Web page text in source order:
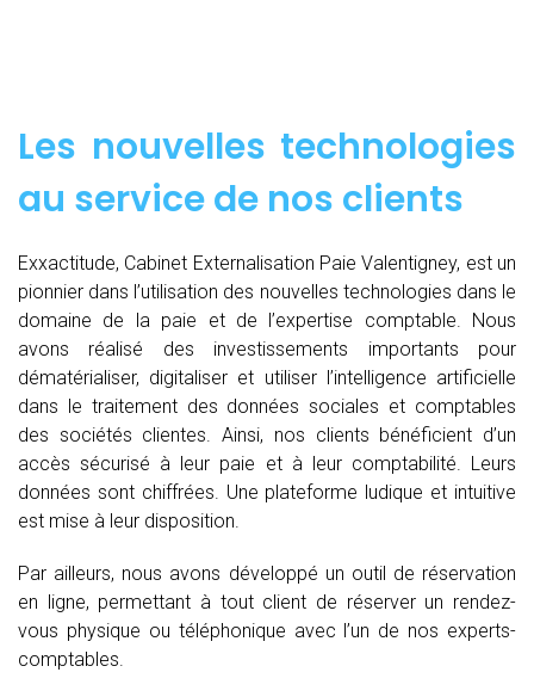
Les nouvelles technologies
au service de nos clients
Exxactitude, Cabinet Externalisation Paie Valentigney, est un
pionnier dans l’utilisation des nouvelles technologies dans le
domaine de la paie et de l’expertise comptable. Nous
avons réalisé des investissements importants pour
dématérialiser, digitaliser et utiliser l’intelligence artificielle
dans le traitement des données sociales et comptables
des sociétés clientes. Ainsi, nos clients bénéficient d’un
accès sécurisé à leur paie et à leur comptabilité. Leurs
données sont chiffrées. Une plateforme ludique et intuitive
est mise à leur disposition.
Par ailleurs, nous avons développé un outil de réservation
en ligne, permettant à tout client de réserver un rendez-
vous physique ou téléphonique avec l’un de nos experts-
comptables.